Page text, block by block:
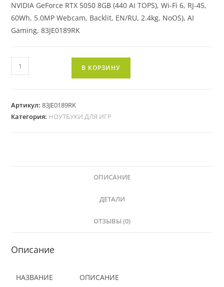
NVIDIA GeForce RTX 5050 8GB (440 AI TOPS), Wi-Fi 6, RJ-45,
60Wh, 5.0MP Webcam, Backlit, EN/RU, 2.4kg, NoOS), AI
Gaming, 83JE0189RK
В КОРЗИНУ
Артикул:83JE0189RK
Категория: НОУТБУКИ ДЛЯ ИГР
ОПИСАНИЕ
ДЕТАЛИ
ОТЗЫВЫ (0)
Описание
НАЗВАНИЕ ОПИСАНИЕ